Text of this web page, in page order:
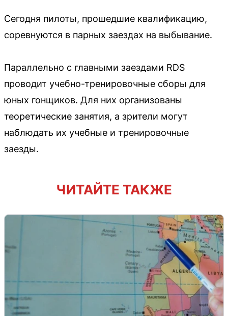
Сегодня пилоты, прошедшие квалификацию,
соревнуются в парных заездах на выбывание.
Параллельно с главными заездами RDS
проводит учебно-тренировочные сборы для
юных гонщиков. Для них организованы
теоретические занятия, а зрители могут
наблюдать их учебные и тренировочные
заезды.
ЧИТАЙТЕ ТАКЖЕ